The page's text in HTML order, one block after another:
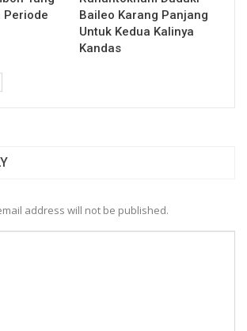
Periode
Baileo Karang Panjang
Untuk Kedua Kalinya
Kandas
address will not be published.